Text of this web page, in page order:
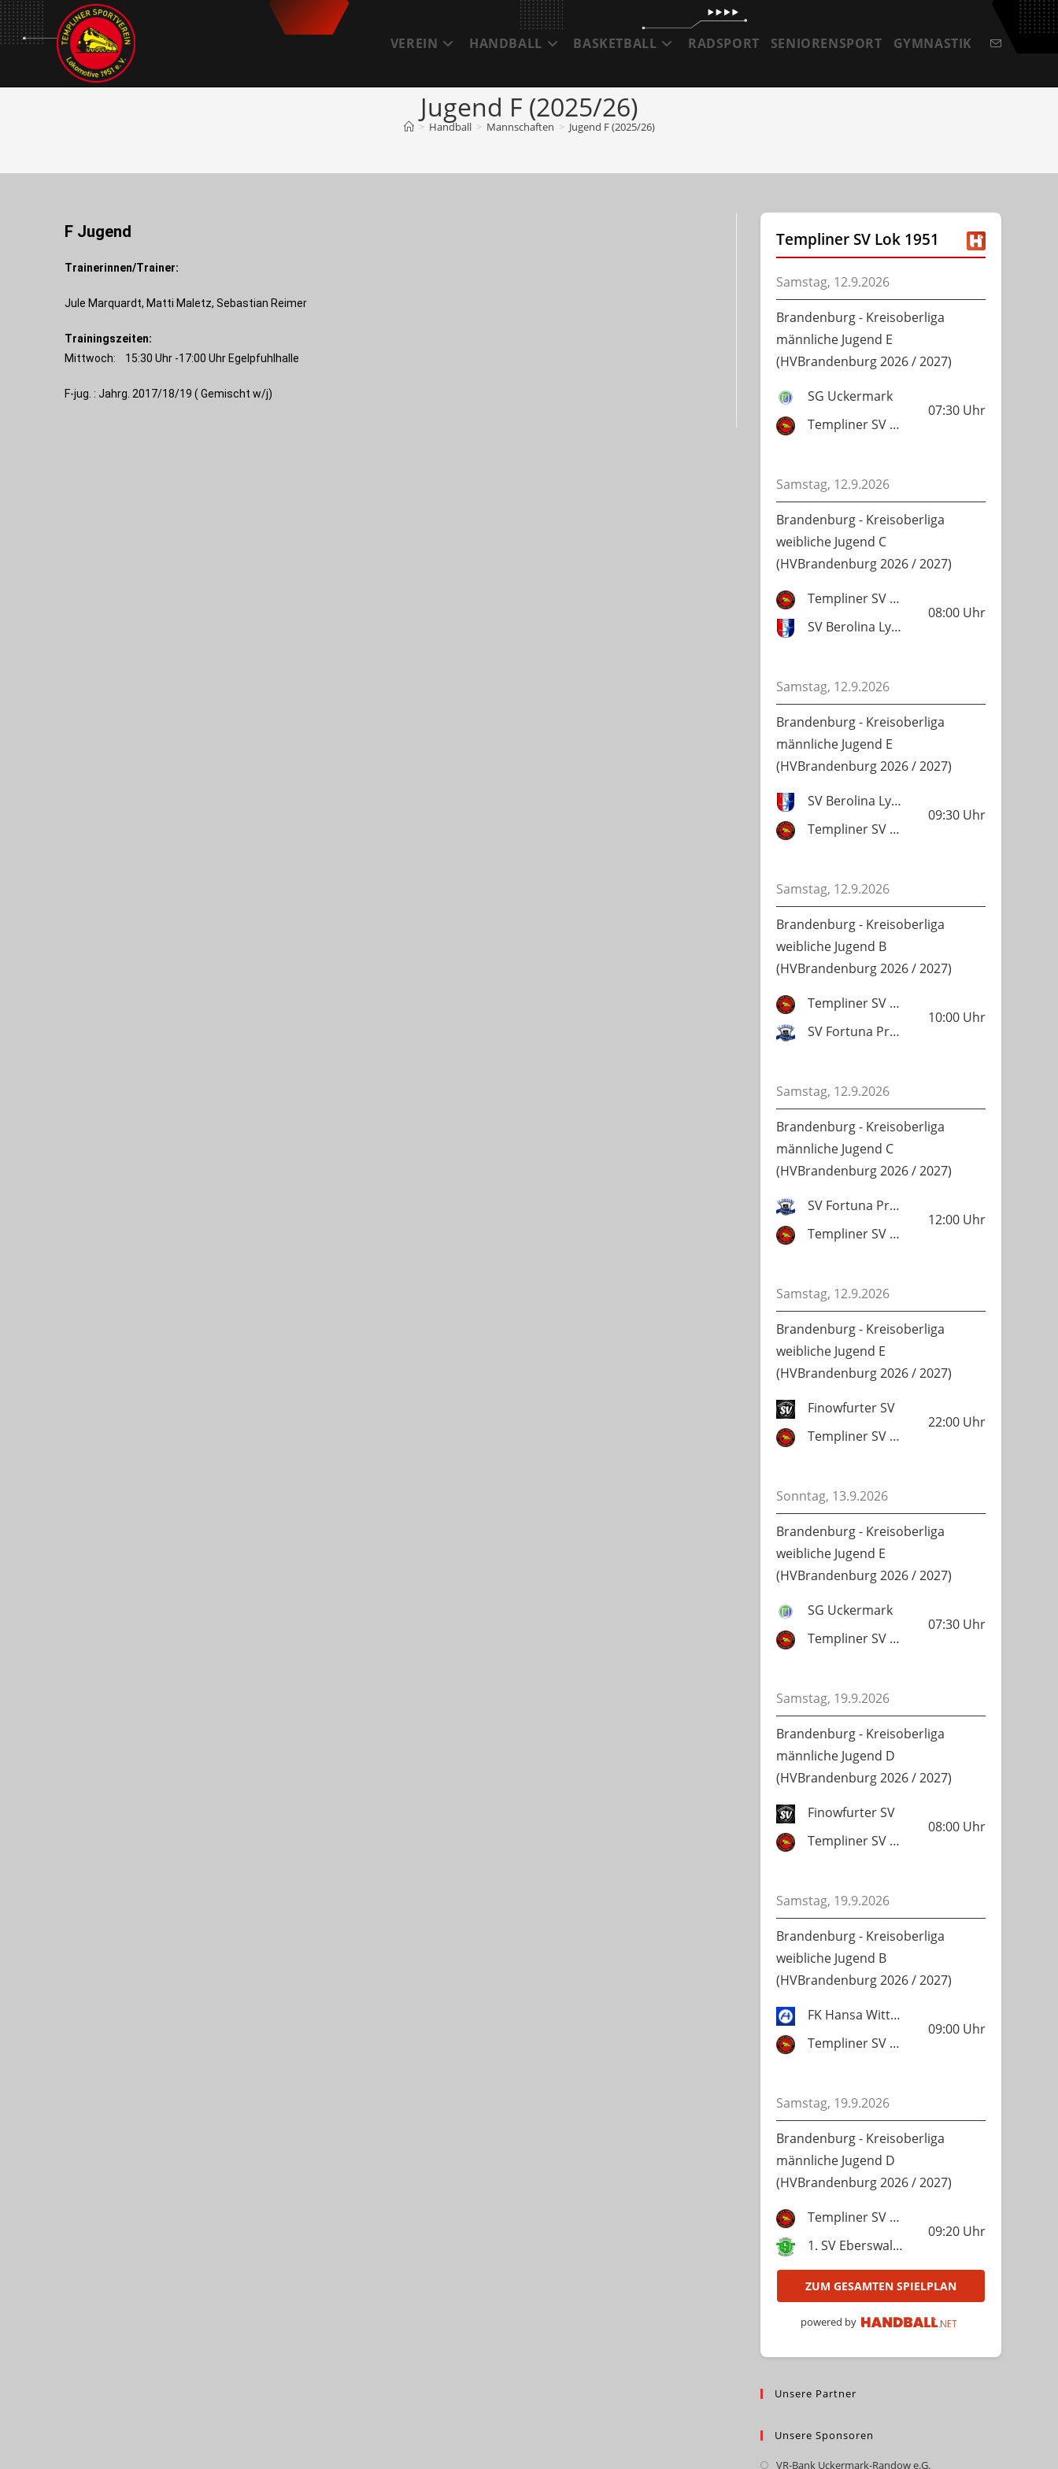
VEREIN HANDBALL BASKETBALL RADSPORT SENIORENSPORT GYMNASTIK
Jugend F (2025/26)
> Handball > Mannschaften > Jugend F (2025/26)
F Jugend
Trainerinnen/Trainer:
Jule Marquardt, Matti Maletz, Sebastian Reimer
Trainingszeiten:
Mittwoch: 15:30 Uhr -17:00 Uhr Egelpfuhlhalle
F-jug. : Jahrg. 2017/18/19 ( Gemischt w/j)
Templiner SV Lok 1951
Samstag, 12.9.2026
Brandenburg - Kreisoberliga
männliche Jugend E
(HVBrandenburg 2026 / 2027)
SG Uckermark
Templiner SV Lok 1951
07:30 Uhr
Samstag, 12.9.2026
Brandenburg - Kreisoberliga
weibliche Jugend C
(HVBrandenburg 2026 / 2027)
Templiner SV Lok 1951
SV Berolina Lychen
08:00 Uhr
Samstag, 12.9.2026
Brandenburg - Kreisoberliga
männliche Jugend E
(HVBrandenburg 2026 / 2027)
SV Berolina Lychen
Templiner SV Lok 1951
09:30 Uhr
Samstag, 12.9.2026
Brandenburg - Kreisoberliga
weibliche Jugend B
(HVBrandenburg 2026 / 2027)
Templiner SV Lok 1951
SV Fortuna Prenzlau
10:00 Uhr
Samstag, 12.9.2026
Brandenburg - Kreisoberliga
männliche Jugend C
(HVBrandenburg 2026 / 2027)
SV Fortuna Prenzlau
Templiner SV Lok 1951
12:00 Uhr
Samstag, 12.9.2026
Brandenburg - Kreisoberliga
weibliche Jugend E
(HVBrandenburg 2026 / 2027)
Finowfurter SV
Templiner SV Lok 1951
22:00 Uhr
Sonntag, 13.9.2026
Brandenburg - Kreisoberliga
weibliche Jugend E
(HVBrandenburg 2026 / 2027)
SG Uckermark
Templiner SV Lok 1951
07:30 Uhr
Samstag, 19.9.2026
Brandenburg - Kreisoberliga
männliche Jugend D
(HVBrandenburg 2026 / 2027)
Finowfurter SV
Templiner SV Lok 1951
08:00 Uhr
Samstag, 19.9.2026
Brandenburg - Kreisoberliga
weibliche Jugend B
(HVBrandenburg 2026 / 2027)
FK Hansa Wittstock 1919
Templiner SV Lok 1951
09:00 Uhr
Samstag, 19.9.2026
Brandenburg - Kreisoberliga
männliche Jugend D
(HVBrandenburg 2026 / 2027)
Templiner SV Lok 1951
1. SV Eberswalde
09:20 Uhr
ZUM GESAMTEN SPIELPLAN
powered by
Unsere Partner
Unsere Sponsoren
VR-Bank Uckermark-Randow e.G.